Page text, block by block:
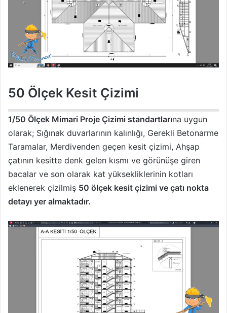
50 Ölçek Kesit Çizimi
1/50 Ölçek Mimari Proje Çizimi standartlarına uygun
olarak; Sığınak duvarlarının kalınlığı, Gerekli Betonarme
Taramalar, Merdivenden geçen kesit çizimi, Ahşap
çatının kesitte denk gelen kısmı ve görünüşe giren
bacalar ve son olarak kat yüksekliklerinin kotları
eklenerek çizilmiş 50 ölçek kesit çizimi ve çatı nokta
detayı yer almaktadır.